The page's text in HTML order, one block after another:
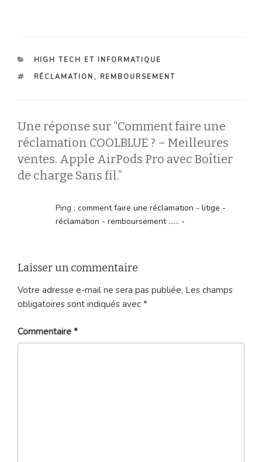
CATÉGORIES
HIGH TECH ET INFORMATIQUE
ÉTIQUETTES
RÉCLAMATION , REMBOURSEMENT
Une réponse sur “Comment faire une
réclamation COOLBLUE ? – Meilleures
ventes. Apple AirPods Pro avec Boîtier
de charge Sans fil.”
Ping : comment faire une réclamation - litige -
réclamation - remboursement ...... -
Laisser un commentaire
Votre adresse e-mail ne sera pas publiée. Les champs
obligatoires sont indiqués avec *
Commentaire *